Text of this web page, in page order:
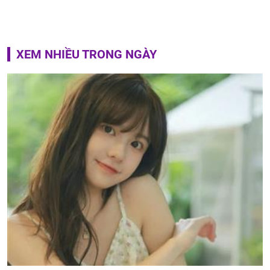
XEM NHIỀU TRONG NGÀY